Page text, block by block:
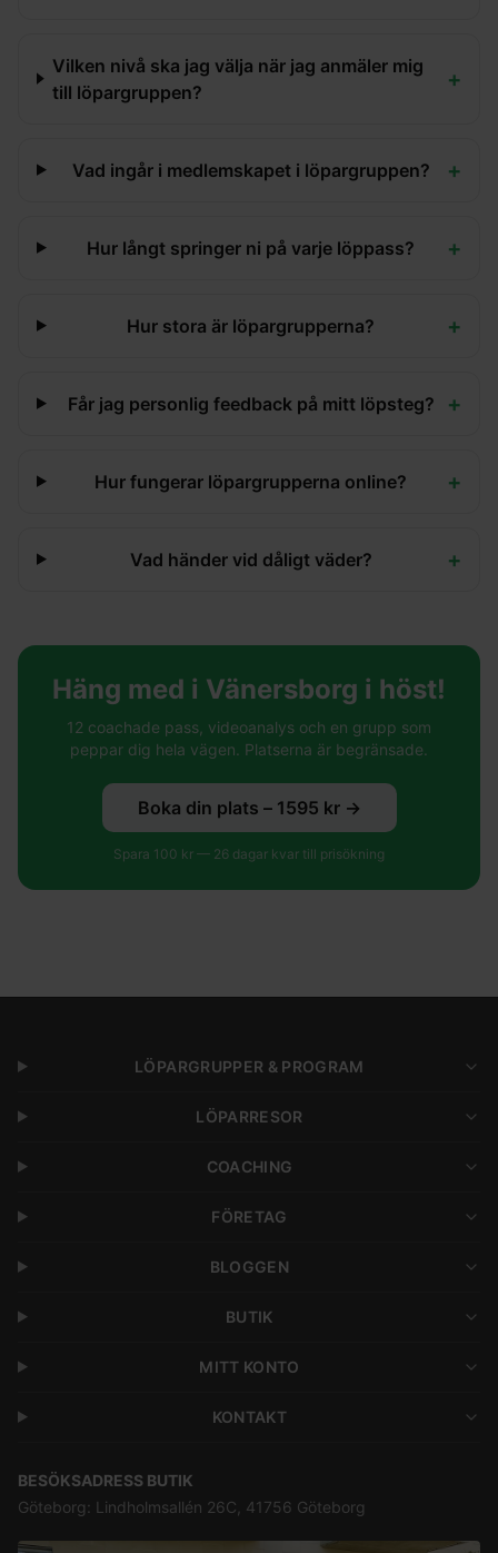
Vilken nivå ska jag välja när jag anmäler mig
till löpargruppen?
+
Vad ingår i medlemskapet i löpargruppen? +
Hur långt springer ni på varje löppass? +
Hur stora är löpargrupperna? +
Får jag personlig feedback på mitt löpsteg? +
Hur fungerar löpargrupperna online? +
Vad händer vid dåligt väder? +
Häng med i Vänersborg i höst!
12 coachade pass, videoanalys och en grupp som
peppar dig hela vägen. Platserna är begränsade.
Boka din plats – 1595 kr →
Spara 100 kr — 26 dagar kvar till prisökning
LÖPARGRUPPER & PROGRAM
LÖPARRESOR
COACHING
FÖRETAG
BLOGGEN
BUTIK
MITT KONTO
KONTAKT
BESÖKSADRESS BUTIK
Göteborg: Lindholmsallén 26C, 41756 Göteborg